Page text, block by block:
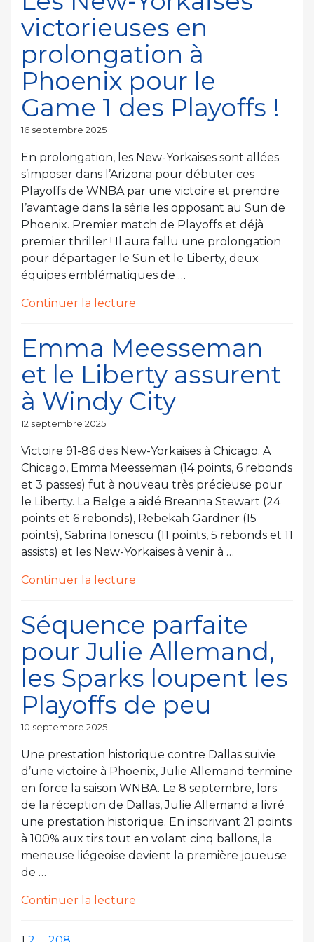
Yorkaises
coulent
contre
le
Mercury,
Emma
Meesseman
surnager
! »
victorieuses en
prolongation à
Phoenix pour le
Game 1 des Playoffs !
Publié
16 septembre 2025
En prolongation, les New-Yorkaises sont allées
s’imposer dans l’Arizona pour débuter ces
Playoffs de WNBA par une victoire et prendre
l’avantage dans la série les opposant au Sun de
Phoenix. Premier match de Playoffs et déjà
premier thriller ! Il aura fallu une prolongation
pour départager le Sun et le Liberty, deux
équipes emblématiques de …
Continuer la lecture
Yorkaises
victorieuses
en
prolongation
pour
le
Game
1
des
Playoffs
! »
Emma Meesseman
et le Liberty assurent
à Windy City
Publié
12 septembre 2025
Victoire 91-86 des New-Yorkaises à Chicago. A
Chicago, Emma Meesseman (14 points, 6 rebonds
et 3 passes) fut à nouveau très précieuse pour
le Liberty. La Belge a aidé Breanna Stewart (24
points et 6 rebonds), Rebekah Gardner (15
points), Sabrina Ionescu (11 points, 5 rebonds et 11
assists) et les New-Yorkaises à venir à …
Continuer la lecture
Meesseman
et
le
Liberty
assurent
à
Windy
Séquence parfaite
pour Julie Allemand,
les Sparks loupent les
Playoffs de peu
Publié
10 septembre 2025
Une prestation historique contre Dallas suivie
d’une victoire à Phoenix, Julie Allemand termine
en force la saison WNBA. Le 8 septembre, lors
de la réception de Dallas, Julie Allemand a livré
une prestation historique. En inscrivant 21 points
à 100% aux tirs tout en volant cinq ballons, la
meneuse liégeoise devient la première joueuse
de …
Continuer la lecture